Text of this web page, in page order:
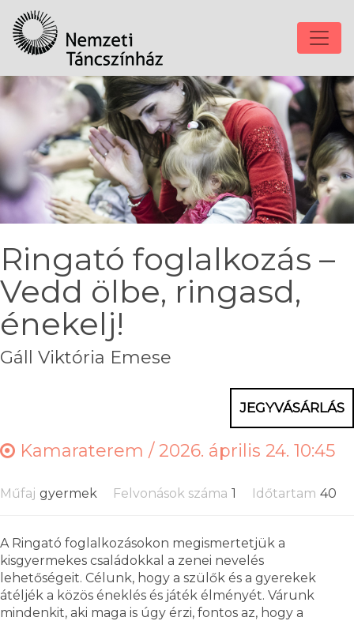
Ringató foglalkozás –
Vedd ölbe, ringasd,
énekelj!
Gáll Viktória Emese
JEGYVÁSÁRLÁS
Kamaraterem /2026. április 24. 10:45
Műfaj gyermek Felvonások száma 1 Időtartam 40
A Ringató foglalkozásokon megismertetjük a
kisgyermekes családokkal a zenei nevelés
lehetőségeit. Célunk, hogy a szülők és a gyerekek
átéljék a közös éneklés és játék élményét. Várunk
mindenkit, aki maga is úgy érzi, fontos az, hogy a